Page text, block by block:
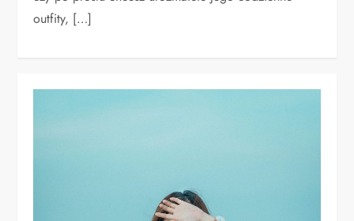
outfity, […]